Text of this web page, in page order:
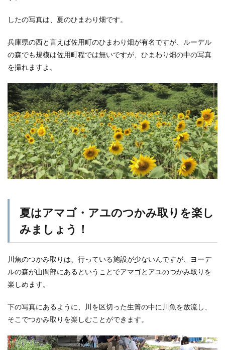
したの写真は、夏のひまわり畑です。
兵庫県の西と言えば佐用町のひまわり畑が有名ですが、ルーデル
の森でも規模は佐用町程では無いですが、ひまわり畑の中の写真
を撮れますよ。
夏はアマゴ・アユのつかみ取りを楽し
みましょう！
川魚のつかみ取りは、行っている施設が少ないんですが、ヨーデ
ルの森が山間部にあるということでアマゴとアユのつかみ取りを
楽しめます。
下の写真にあるように、川を区切った生簀の中に川魚を放流し、
そこでつかみ取りを楽しむことができます。